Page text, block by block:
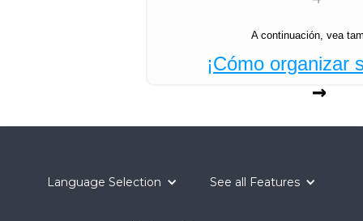
A continuación, vea
¡Cómo organizar
→
Language Selection See all Features